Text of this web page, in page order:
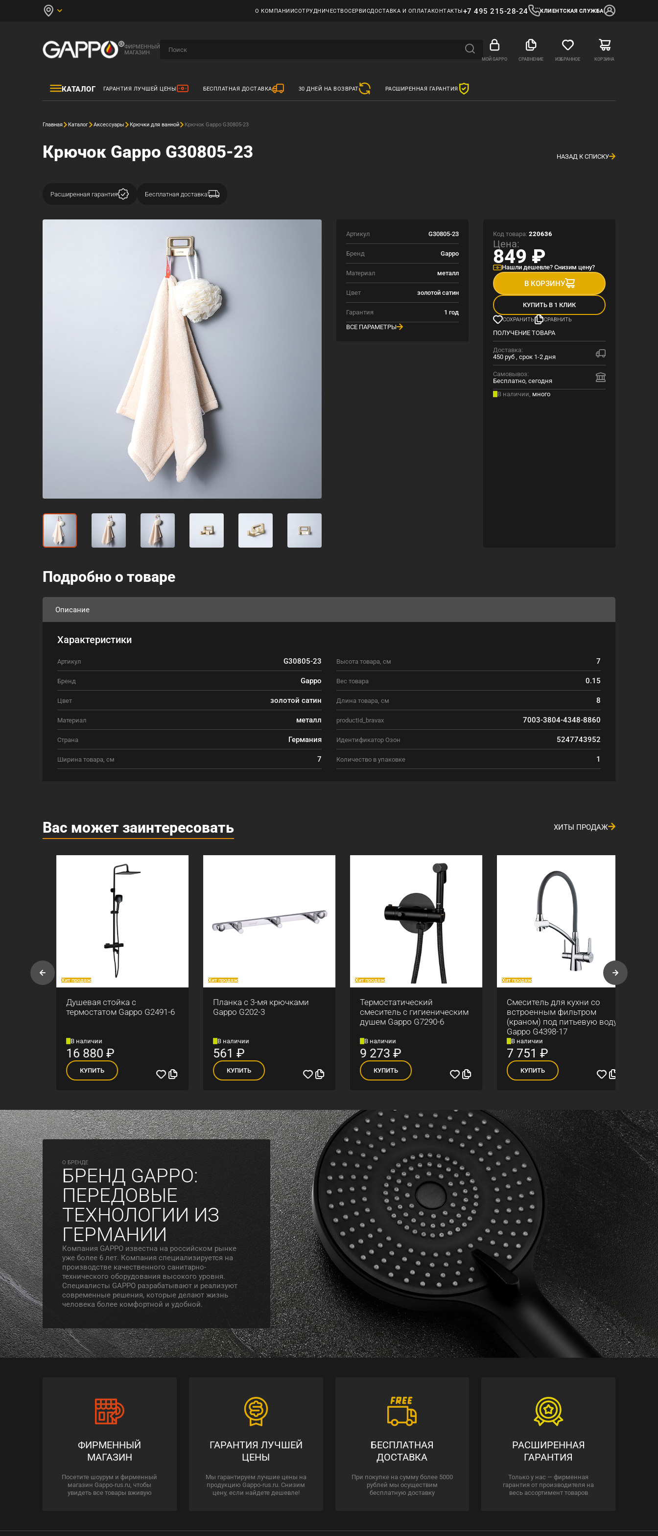
О КОМПАНИИСОТРУДНИЧЕСТВОСЕРВИСДОСТАВКА И ОПЛАТАКОНТАКТЫ+7 495 215-28-24 КЛИЕНТСКАЯ СЛУЖБА
ФИРМЕННЫЙ
МАГАЗИН
МОЙ GAPPO СРАВНЕНИЕ ИЗБРАННОЕ КОРЗИНА
КАТАЛОГ ГАРАНТИЯ ЛУЧШЕЙ ЦЕНЫ БЕСПЛАТНАЯ ДОСТАВКА 30 ДНЕЙ НА ВОЗВРАТ РАСШИРЕННАЯ ГАРАНТИЯ
Главная Каталог Аксессуары Крючки для ванной Крючок Gappo G30805-23
Крючок Gappo G30805-23 НАЗАД К СПИСКУ
Расширенная гарантия Бесплатная доставка
Артикул G30805-23
Бренд Gappo
Материал металл
Цвет золотой сатин
Гарантия
1 год
ВСЕ ПАРАМЕТРЫ
Код товара: 220636
Цена:
849 ₽
Нашли дешевле? Снизим цену?
В КОРЗИНУ
КУПИТЬ В 1 КЛИК
СОХРАНИТЬ СРАВНИТЬ
ПОЛУЧЕНИЕ ТОВАРА
Доставка:
450 руб , срок 1-2 дня
Самовывоз:
Бесплатно, сегодня
В наличии, много
Подробно о товаре
Описание
Характеристики
Артикул G30805-23
Бренд Gappo
Цвет золотой сатин
Материал металл
Страна Германия
Ширина товара, см 7
Высота товара, см 7
Вес товара 0.15
Длина товара, см 8
productId_bravax 7003-3804-4348-8860
Идентификатор Озон 5247743952
Количество в упаковке 1
Вас может заинтересовать ХИТЫ ПРОДАЖ
Хит продаж
Душевая стойка с
термостатом Gappo G2491-6
В наличии
16 880₽
КУПИТЬ
Хит продаж
Планка с 3-мя крючками
Gappo G202-3
В наличии
561₽
КУПИТЬ
Хит продаж
Термостатический
смеситель с гигиеническим
душем Gappo G7290-6
В наличии
9 273₽
КУПИТЬ
Хит продаж
Смеситель для кухни со
встроенным фильтром
(краном) под питьевую воду
Gappo G4398-17
В наличии
7 751₽
КУПИТЬ
O БРЕНДЕ
БРЕНД GAPPO:
ПЕРЕДОВЫЕ
ТЕХНОЛОГИИ ИЗ
ГЕРМАНИИ
Компания GAPPO известна на российском рынке
уже более 6 лет. Компания специализируется на
производстве качественного санитарно-
технического оборудования высокого уровня.
Специалисты GAPPO разрабатывают и реализуют
современные решения, которые делают жизнь
человека более комфортной и удобной.
ФИРМЕННЫЙ
МАГАЗИН
Посетите шоурум и фирменный
магазин Gappo-rus.ru, чтобы
увидеть все товары вживую
ГАРАНТИЯ ЛУЧШЕЙ
ЦЕНЫ
Мы гарантируем лучшие цены на
продукцию Gappo-rus.ru. Снизим
цену, если найдете дешевле!
БЕСПЛАТНАЯ
ДОСТАВКА
При покупке на сумму более 5000
рублей мы осуществим
бесплатную доставку
РАСШИРЕННАЯ
ГАРАНТИЯ
Только у нас — фирменная
гарантия от производителя на
весь ассортимент товаров